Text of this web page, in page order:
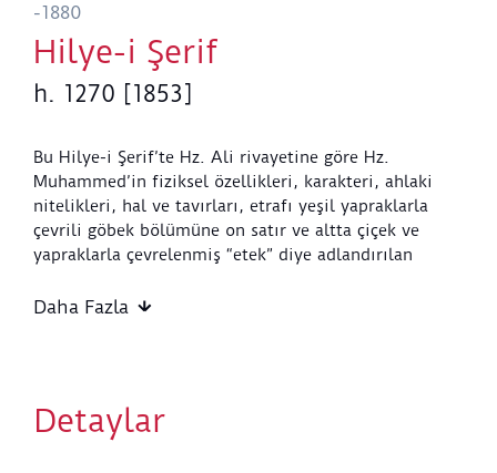
-1880
Hilye-i Şerif
h. 1270 [1853]
Bu Hilye-i Şerif’te Hz. Ali rivayetine göre Hz.
Muhammed’in fiziksel özellikleri, karakteri, ahlaki
nitelikleri, hal ve tavırları, etrafı yeşil yapraklarla
çevrili göbek bölümüne on satır ve altta çiçek ve
yapraklarla çevrelenmiş “etek” diye adlandırılan
Dört halifenin ismi göbeğin köşelerinde yer alır.
Bu metinlerin arasında kalan alanlar beyaz zemine
Daha Fazla
Detaylar